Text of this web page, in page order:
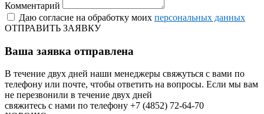
Комментарий
Даю согласие на обработку моих персональных данных
ОТПРАВИТЬ ЗАЯВКУ
Ваша заявка отправлена
В течение двух дней наши менеджеры свяжуться с вами по
телефону или почте, чтобы ответить на вопросы. Если мы вам
не перезвонили в течение двух дней
свяжитесь с нами по телефону +7 (4852) 72-64-70